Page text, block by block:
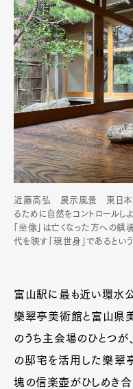
近藤高弘 展示風景 東日本
るために自然をコントロールし
「坐像」は亡くなった方への鎮
代を映す「現世身」であるという
富山駅に最も近い環水
樂翠亭美術館と富山県
のうち主会場のひとつが
の邸宅を活用した樂翠
塊の信楽壺がひしめき合